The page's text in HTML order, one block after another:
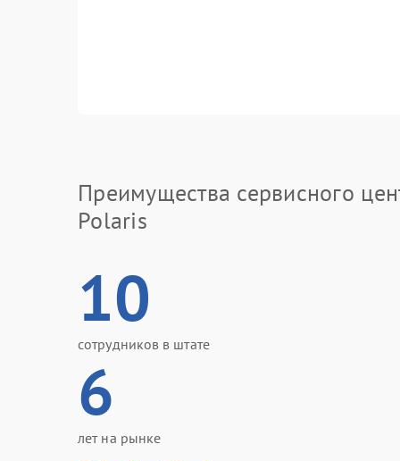
Преимущества сервисного
Polaris
10
сотрудников в штате
6
лет на рынке